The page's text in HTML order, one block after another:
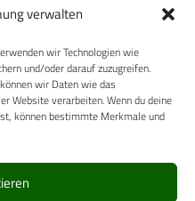
verwalten
wir Technologien wie
und/oder darauf zuzugreifen.
wir Daten wie das
Website verarbeiten. Wenn du deine
können bestimmte Merkmale und